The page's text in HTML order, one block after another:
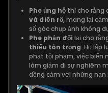
Phe ủng hộ thì cho rằng
và điên rồ, mang lại
số góc chụp ảnh không
Phe phản đối lại cho
thiếu tôn trọng. Họ lập
phạt tội phạm, việc biến
làm giảm đi sự nghiêm
đồng cảm với những